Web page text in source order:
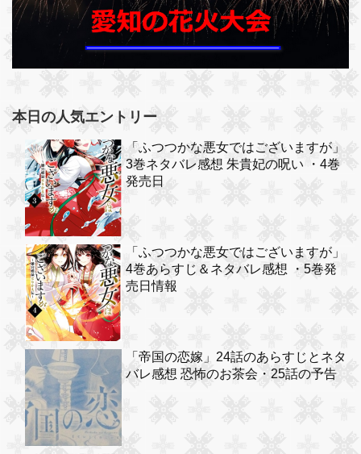
本日の人気エントリー
「ふつつかな悪女ではございますが」
3巻ネタバレ感想 朱貴妃の呪い ・4巻
発売日
「ふつつかな悪女ではございますが」
4巻あらすじ＆ネタバレ感想 ・5巻発
売日情報
「帝国の恋嫁」24話のあらすじとネタ
バレ感想 恐怖のお茶会・25話の予告